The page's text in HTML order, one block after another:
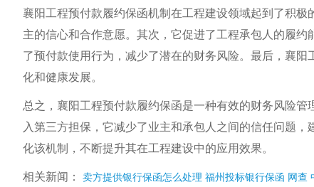
襄阳工程预付款履约保函机制在工程建设领域起到了积
主的信心和合作意愿。其次，它促进了工程承包人的履
了预付款使用行为，减少了潜在的财务风险。最后，襄
化和健康发展。
总之，襄阳工程预付款履约保函是一种有效的财务风险
入第三方担保，它减少了业主和承包人之间的信任问题
化该机制，不断提升其在工程建设中的应用效果。
相关新闻： 卖方提供银行保函怎么处理 福州投标银行保函 网查